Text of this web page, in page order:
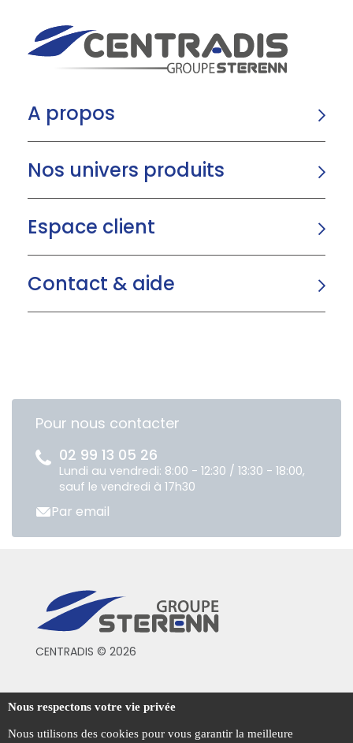
A propos
Nos univers produits
Espace client
Contact & aide
Pour nous contacter
02 99 13 05 26
Lundi au vendredi: 8:00 - 12:30 / 13:30 - 18:00,
sauf le vendredi à 17h30
Par email
CENTRADIS © 2026
Conditions générales de vente
Mentions légales
Nous respectons votre vie privée
Nous utilisons des cookies pour vous garantir la meilleure